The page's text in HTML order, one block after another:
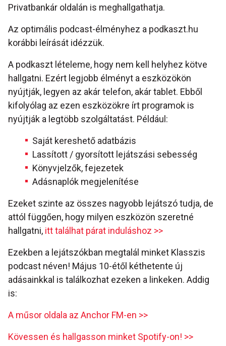
Privatbankár oldalán is meghallgathatja.
Az optimális podcast-élményhez a podkaszt.hu
korábbi leírását idézzük.
A podkaszt lételeme, hogy nem kell helyhez kötve
hallgatni. Ezért legjobb élményt a eszközökön
nyújtják, legyen az akár telefon, akár tablet. Ebből
kifolyólag az ezen eszközökre írt programok is
nyújtják a legtöbb szolgáltatást. Például:
Saját kereshető adatbázis
Lassított / gyorsított lejátszási sebesség
Könyvjelzők, fejezetek
Adásnaplók megjelenítése
Ezeket szinte az összes nagyobb lejátszó tudja, de
attól függően, hogy milyen eszközön szeretné
hallgatni, itt találhat párat induláshoz >>
Ezekben a lejátszókban megtalál minket Klasszis
podcast néven! Május 10-étől kéthetente új
adásainkkal is találkozhat ezeken a linkeken. Addig
is:
A műsor oldala az Anchor FM-en >>
Kövessen és hallgasson minket Spotify-on! >>